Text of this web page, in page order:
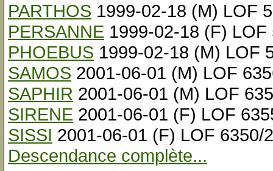
PARTHOS 1999-02-18 (M) LOF
PERSANNE 1999-02-18 (F) LOF
PHOEBUS 1999-02-18 (M) LOF
SAMOS 2001-06-01 (M) LOF
SAPHIR 2001-06-01 (M) LOF
SIRENE 2001-06-01 (F) LOF
SISSI 2001-06-01 (F) LOF 6350/
Descendance complète...